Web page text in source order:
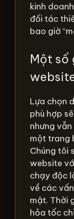
kinh
đối tác
bao giờ
Một số
Lựa chọn
phù hợp
nhưng
một trang
Chúng tôi
website
chạy độc
về các
mật. Thời
hỏa tốc